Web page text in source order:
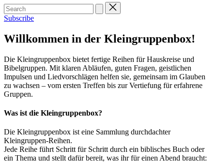
Search
for:
Subscribe
Willkommen in der Kleingruppenbox!
Die Kleingruppenbox bietet fertige Reihen für Hauskreise und
Bibelgruppen. Mit klaren Abläufen, guten Fragen, geistlichen
Impulsen und Liedvorschlägen helfen sie, gemeinsam im Glauben
zu wachsen – vom ersten Treffen bis zur Vertiefung für erfahrene
Gruppen.
Was ist die Kleingruppenbox?
Die Kleingruppenbox ist eine Sammlung durchdachter
Kleingruppen-Reihen.
Jede Reihe führt Schritt für Schritt durch ein biblisches Buch oder
ein Thema und stellt dafür bereit, was ihr für einen Abend braucht: